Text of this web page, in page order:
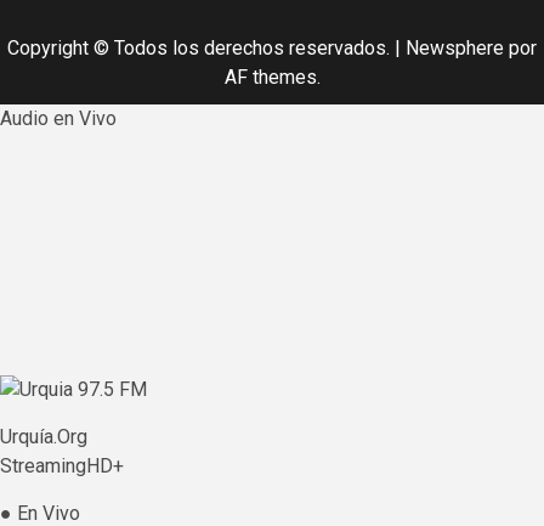
Copyright © Todos los derechos reservados. | Newsphere por
AF themes.
Audio en Vivo
Urquía.Org
StreamingHD+
● En Vivo